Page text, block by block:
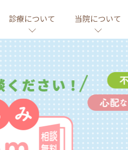
診療について 当院について